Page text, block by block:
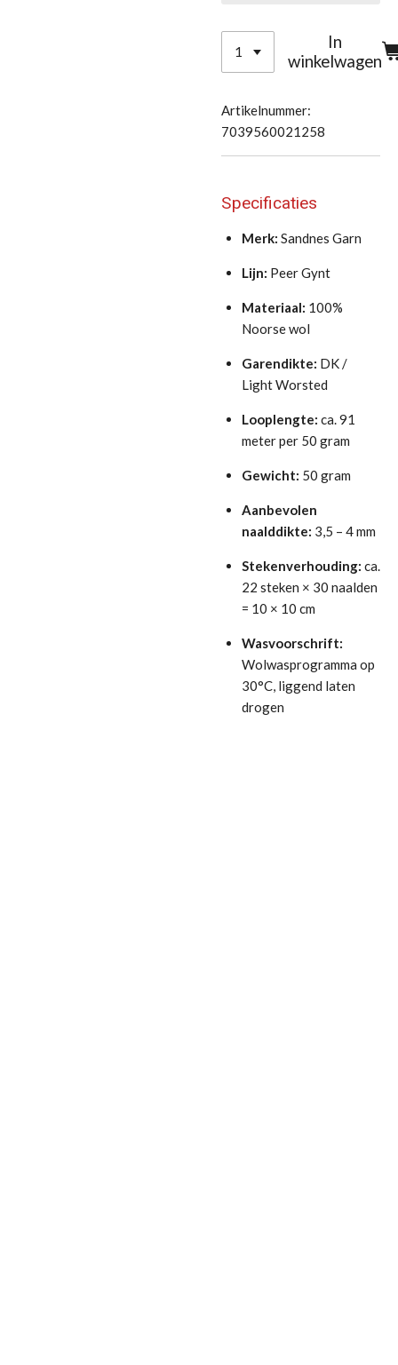
In
winkelwagen
Artikelnummer:
7039560021258
Specificaties
Merk: Sandnes Garn
Lijn: Peer Gynt
Materiaal: 100%
Noorse wol
Garendikte: DK /
Light Worsted
Looplengte: ca. 91
meter per 50 gram
Gewicht: 50 gram
Aanbevolen
naalddikte: 3,5 – 4 mm
Stekenverhouding: ca.
22 steken × 30 naalden
= 10 × 10 cm
Wasvoorschrift:
Wolwasprogramma op
30°C, liggend laten
drogen